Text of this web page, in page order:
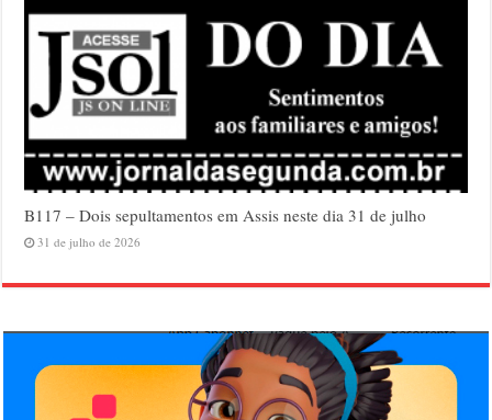
B117 – Dois sepultamentos em Assis neste dia 31 de julho
31 de julho de 2026